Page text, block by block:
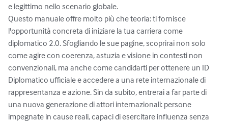
e legittimo nello scenario globale.
Questo manuale offre molto più che teoria: ti fornisce
l'opportunità concreta di iniziare la tua carriera come
diplomatico 2.0. Sfogliando le sue pagine, scoprirai non solo
come agire con coerenza, astuzia e visione in contesti non
convenzionali, ma anche come candidarti per ottenere un ID
Diplomatico ufficiale e accedere a una rete internazionale di
rappresentanza e azione. Sin da subito, entrerai a far parte di
una nuova generazione di attori internazionali: persone
impegnate in cause reali, capaci di esercitare influenza senza